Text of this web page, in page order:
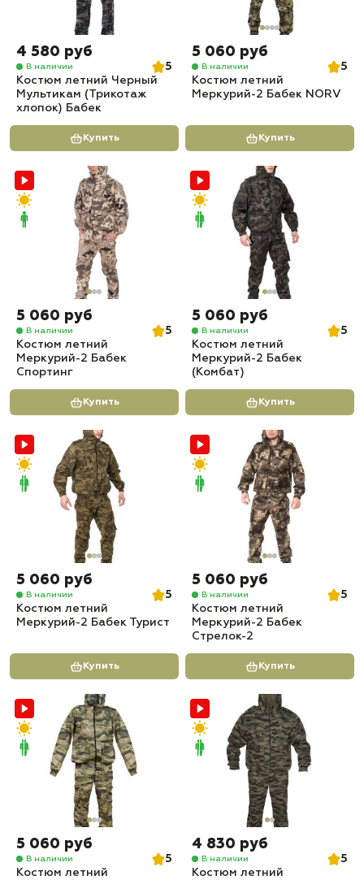
4 580 руб
В наличии
5
Костюм летний Черный
Мультикам (Трикотаж
хлопок) Бабек
Купить
5 060 руб
В наличии
5
Костюм летний
Меркурий-2 Бабек NORV
Купить
5 060 руб
В наличии
5
Костюм летний
Меркурий-2 Бабек
Спортинг
Купить
5 060 руб
В наличии
5
Костюм летний
Меркурий-2 Бабек
(Комбат)
Купить
5 060 руб
В наличии
5
Костюм летний
Меркурий-2 Бабек Турист
Купить
5 060 руб
В наличии
5
Костюм летний
Меркурий-2 Бабек
Стрелок-2
Купить
5 060 руб
В наличии
5
Костюм летний
4 830 руб
В наличии
5
Костюм летний